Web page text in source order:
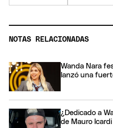
NOTAS RELACIONADAS
Wanda Nara
lanzó una
¿Dedicado a
de Mauro